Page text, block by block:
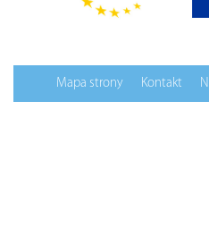
Mapa strony Kontakt